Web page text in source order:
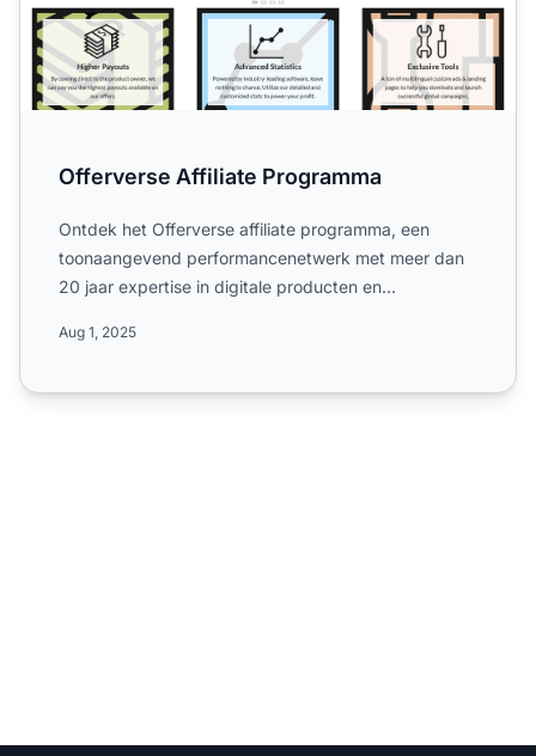
Offerverse Affiliate Programma
Ontdek het Offerverse affiliate programma, een
toonaangevend performancenetwerk met meer dan
20 jaar expertise in digitale producten en
Aug 1, 2025